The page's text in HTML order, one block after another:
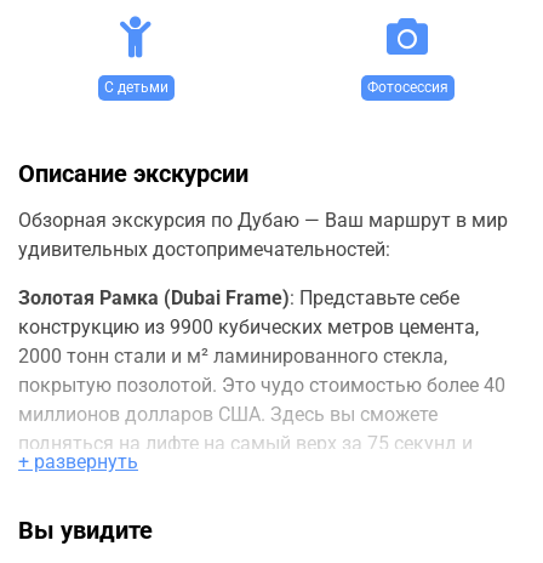
С детьми Фотосессия
Описание экскурсии
Обзорная экскурсия по Дубаю — Ваш маршрут в мир
удивительных достопримечательностей:
Золотая Рамка (Dubai Frame): Представьте себе
конструкцию из 9900 кубических метров цемента,
2000 тонн стали и м² ламинированного стекла,
покрытую позолотой. Это чудо стоимостью более 40
миллионов долларов США. Здесь вы сможете
подняться на лифте на самый верх за 75 секунд и
насладиться потрясающим видом.
Даунтаун Дубай (Downtown Dubai)
где находятся самые высокие и роскошные отели,
+ развернуть
Вы увидите